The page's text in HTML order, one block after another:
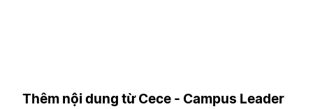
Thêm nội dung từ Cece - Campus Leader